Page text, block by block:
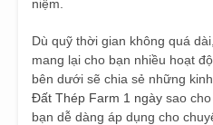
niệm.
Dù quỹ thời gian không quá
mang lại cho bạn nhiều hoạt
bên dưới sẽ chia sẻ những
Đất Thép Farm 1 ngày sao
bạn dễ dàng áp dụng cho